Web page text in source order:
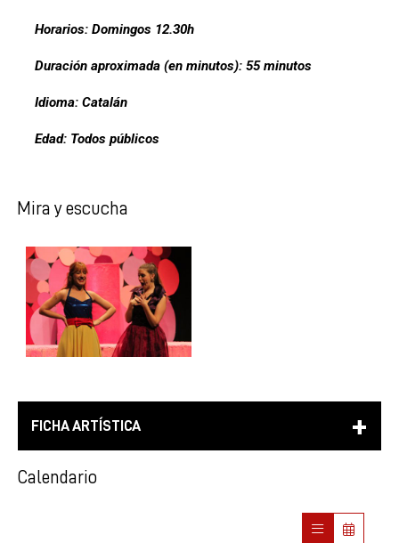
Horarios: Domingos 12.30h
Duración aproximada (en minutos): 55 minutos
Idioma: Catalán
Edad: Todos públicos
Mira y escucha
FICHA ARTÍSTICA
Calendario